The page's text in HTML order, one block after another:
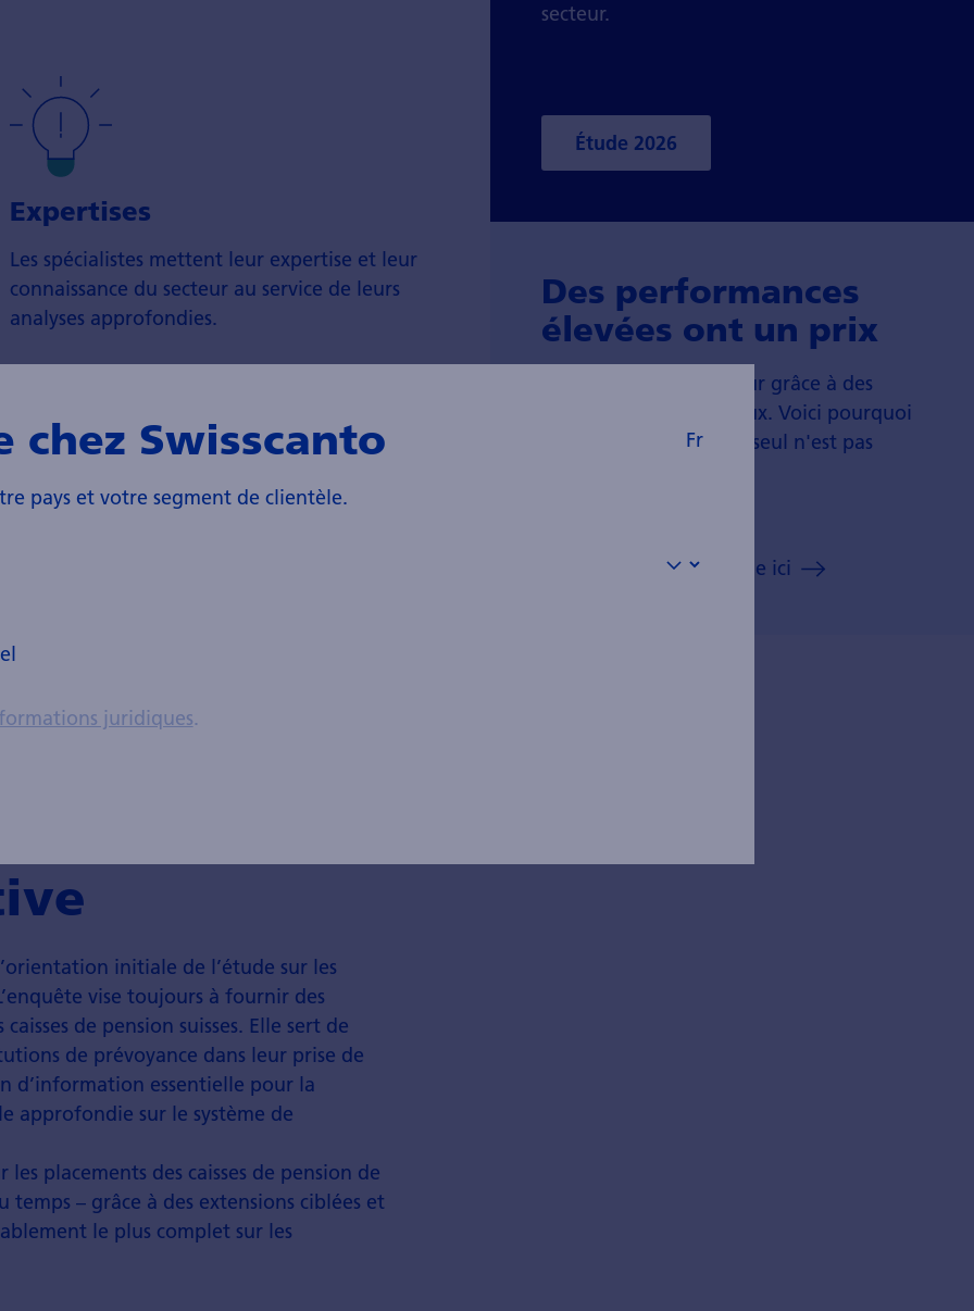
Expertises
Les spécialistes mettent leur expertise et leur
connaissance du secteur au service de leurs
analyses approfondies.
vers une
initiale de l’étude sur les
vise toujours à fournir des
de pension suisses. Elle sert de
de prévoyance dans leur prise de
d’information essentielle pour la
approfondie sur le système de
placements des caisses de pension de
– grâce à des extensions ciblées et
le plus complet sur les
secteur.
Étude 2026
Des performances
élevées ont un prix
Un rendement supérieur grâce à des
placements plus onéreux. Voici pourquoi
le critère des frais à lui seul n'est pas
Lisez l'analyse spécifique ici
chez Swisscanto Fr
pays et votre segment de clientèle.
juridiques.